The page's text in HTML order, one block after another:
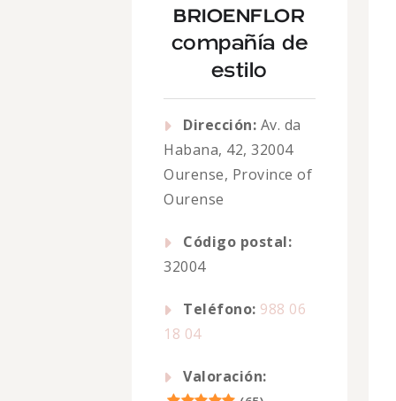
BRIOENFLOR
compañía de
estilo
Dirección: Av. da
Habana, 42, 32004
Ourense, Province of
Ourense
Código postal:
32004
Teléfono: 988 06
18 04
Valoración: